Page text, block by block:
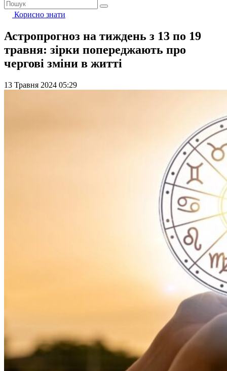
Корисно знати
Астропрогноз на тиждень з 13 по 19
травня: зірки попереджають про
чергові зміни в житті
13 Травня 2024 05:29